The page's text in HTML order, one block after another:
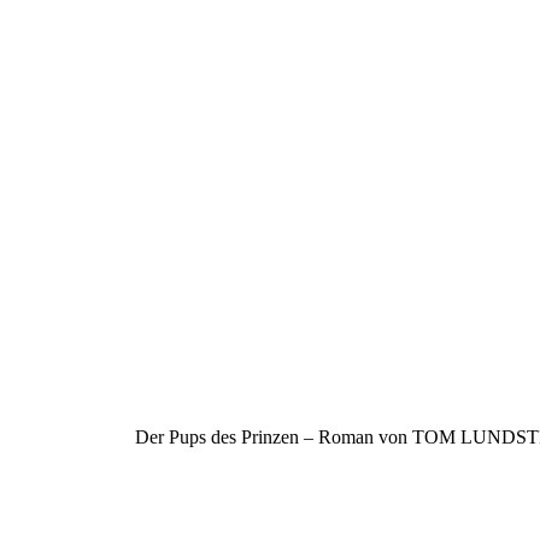
Der Pups des Prinzen – Roman von TOM